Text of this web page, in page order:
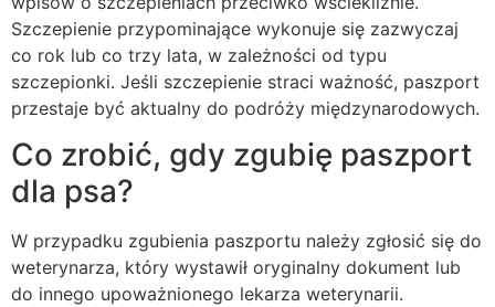
Szczepienie przypominające wykonuje się zazwyczaj
co rok lub co trzy lata, w zależności od typu
szczepionki. Jeśli szczepienie straci ważność, paszport
przestaje być aktualny do podróży międzynarodowych.
Co zrobić, gdy zgubię paszport
dla psa?
W przypadku zgubienia paszportu należy zgłosić się do
weterynarza, który wystawił oryginalny dokument lub
do innego upoważnionego lekarza weterynarii.